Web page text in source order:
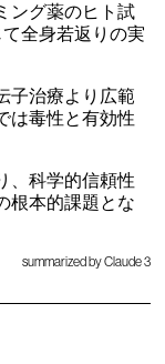
ング薬のヒト試
全身若返りの実
子治療より広範
は毒性と有効性
、科学的信頼性
根本的課題とな
summarized by Claude 3